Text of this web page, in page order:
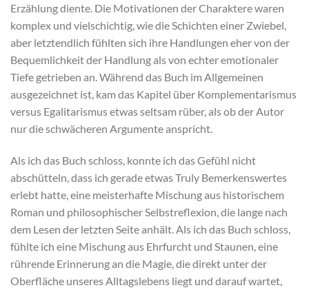
Erzählung diente. Die Motivationen der Charaktere waren
komplex und vielschichtig, wie die Schichten einer Zwiebel,
aber letztendlich fühlten sich ihre Handlungen eher von der
Bequemlichkeit der Handlung als von echter emotionaler
Tiefe getrieben an. Während das Buch im Allgemeinen
ausgezeichnet ist, kam das Kapitel über Komplementarismus
versus Egalitarismus etwas seltsam rüber, als ob der Autor
nur die schwächeren Argumente anspricht.
Als ich das Buch schloss, konnte ich das Gefühl nicht
abschütteln, dass ich gerade etwas Truly Bemerkenswertes
erlebt hatte, eine meisterhafte Mischung aus historischem
Roman und philosophischer Selbstreflexion, die lange nach
dem Lesen der letzten Seite anhält. Als ich das Buch schloss,
fühlte ich eine Mischung aus Ehrfurcht und Staunen, eine
rührende Erinnerung an die Magie, die direkt unter der
Oberfläche unseres Alltagslebens liegt und darauf wartet,